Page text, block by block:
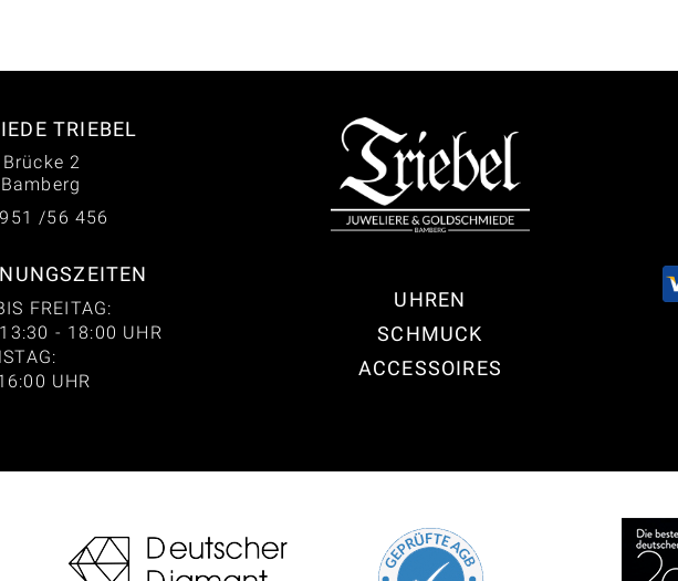
TRIEBEL
2
/56 456
FREITAG:
- 18:00 UHR
UHR
UHREN
SCHMUCK
ACCESSOIRES